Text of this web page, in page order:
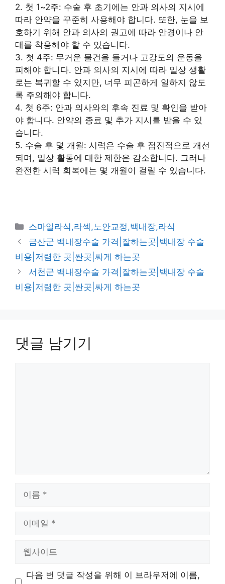
2. 첫 1~2주: 수술 후 초기에는 안과 의사의 지시에
따라 안약을 꾸준히 사용해야 합니다. 또한, 눈을 보
호하기 위해 안과 의사의 권고에 따라 안경이나 안
대를 착용해야 할 수 있습니다.
3. 첫 4주: 무거운 물건을 들거나 고강도의 운동을
피해야 합니다. 안과 의사의 지시에 따라 일상 생활
로는 복귀할 수 있지만, 너무 피곤하게 일하지 않도
록 주의해야 합니다.
4. 첫 6주: 안과 의사와의 후속 진료 및 확인을 받아
야 합니다. 안약의 종료 및 추가 지시를 받을 수 있
습니다.
5. 수술 후 몇 개월: 시력은 수술 후 점진적으로 개선
되며, 일상 활동에 대한 제한은 감소합니다. 그러나
완전한 시력 회복에는 몇 개월이 걸릴 수 있습니다.
카
테
고
리
스마일라식,라섹,노안교정,백내장,라식
금산군 백내장수술 가격|잘하는곳|백내장 수술
비용|저렴한 곳|싼곳|싸게 하는곳
서천군 백내장수술 가격|잘하는곳|백내장 수술
비용|저렴한 곳|싼곳|싸게 하는곳
댓글 남기기
다음 번 댓글 작성을 위해 이 브라우저에 이름,